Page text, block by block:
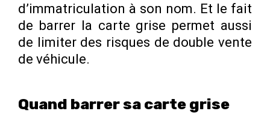
d’immatriculation à son nom. Et le fait
de barrer la carte grise permet aussi
de limiter des risques de double vente
de véhicule.
Quand barrer sa carte grise